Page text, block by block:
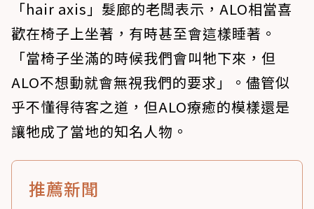
「hair axis」髮廊的老闆表示，ALO相當喜
歡在椅子上坐著，有時甚至會這樣睡著。
「當椅子坐滿的時候我們會叫牠下來，但
ALO不想動就會無視我們的要求」。儘管似
乎不懂得待客之道，但ALO療癒的模樣還是
讓牠成了當地的知名人物。
推薦新聞